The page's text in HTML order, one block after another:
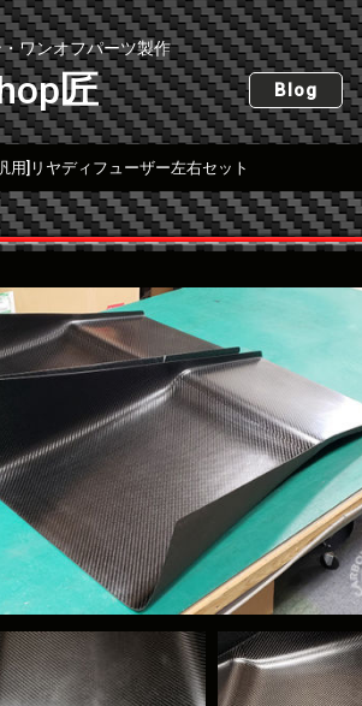
ワンオフパーツ製作
匠 Blog
用]リヤディフューザー左右セット